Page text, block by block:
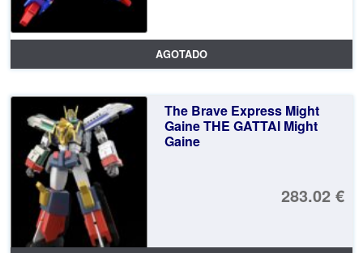
AGOTADO
The Brave Express Might
Gaine THE GATTAI Might
Gaine
283.02 €